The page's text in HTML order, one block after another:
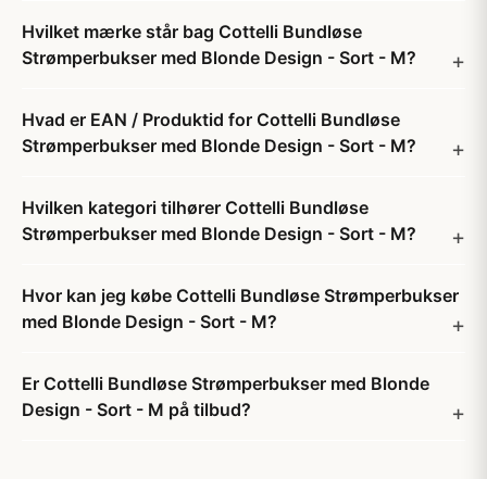
Hvilket mærke står bag Cottelli Bundløse
Strømperbukser med Blonde Design - Sort - M?
Hvad er EAN / Produktid for Cottelli Bundløse
Strømperbukser med Blonde Design - Sort - M?
Hvilken kategori tilhører Cottelli Bundløse
Strømperbukser med Blonde Design - Sort - M?
Hvor kan jeg købe Cottelli Bundløse Strømperbukser
med Blonde Design - Sort - M?
Er Cottelli Bundløse Strømperbukser med Blonde
Design - Sort - M på tilbud?